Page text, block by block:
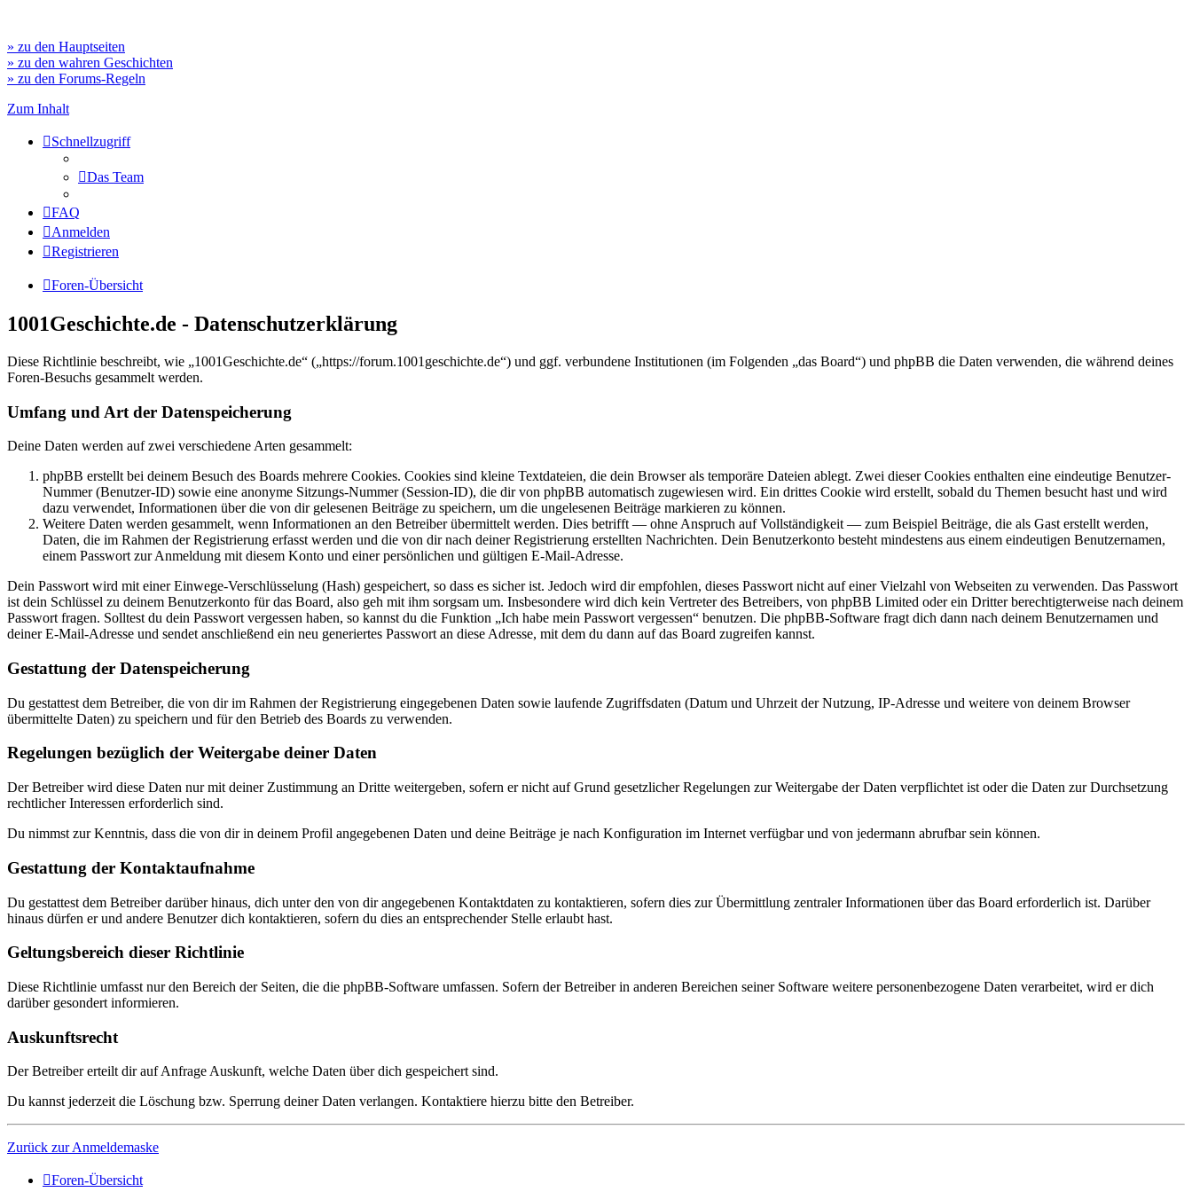
» zu den Hauptseiten
» zu den wahren Geschichten
» zu den Forums-Regeln
Zum Inhalt
Schnellzugriff
Das Team
FAQ
Anmelden
Registrieren
Foren-Übersicht
1001Geschichte.de - Datenschutzerklärung
Diese Richtlinie beschreibt, wie „1001Geschichte.de“ („https://forum.1001geschichte.de“) und ggf. verbundene Institutionen (im Folgenden „das Board“) und phpBB die Daten verwenden, die während deines
Foren-Besuchs gesammelt werden.
Umfang und Art der Datenspeicherung
Deine Daten werden auf zwei verschiedene Arten gesammelt:
phpBB erstellt bei deinem Besuch des Boards mehrere Cookies. Cookies sind kleine Textdateien, die dein Browser als temporäre Dateien ablegt. Zwei dieser Cookies enthalten eine eindeutige Benutzer-
Nummer (Benutzer-ID) sowie eine anonyme Sitzungs-Nummer (Session-ID), die dir von phpBB automatisch zugewiesen wird. Ein drittes Cookie wird erstellt, sobald du Themen besucht hast und wird
dazu verwendet, Informationen über die von dir gelesenen Beiträge zu speichern, um die ungelesenen Beiträge markieren zu können.
Weitere Daten werden gesammelt, wenn Informationen an den Betreiber übermittelt werden. Dies betrifft — ohne Anspruch auf Vollständigkeit — zum Beispiel Beiträge, die als Gast erstellt werden,
Daten, die im Rahmen der Registrierung erfasst werden und die von dir nach deiner Registrierung erstellten Nachrichten. Dein Benutzerkonto besteht mindestens aus einem eindeutigen Benutzernamen,
einem Passwort zur Anmeldung mit diesem Konto und einer persönlichen und gültigen E-Mail-Adresse.
Dein Passwort wird mit einer Einwege-Verschlüsselung (Hash) gespeichert, so dass es sicher ist. Jedoch wird dir empfohlen, dieses Passwort nicht auf einer Vielzahl von Webseiten zu verwenden. Das Passwort
ist dein Schlüssel zu deinem Benutzerkonto für das Board, also geh mit ihm sorgsam um. Insbesondere wird dich kein Vertreter des Betreibers, von phpBB Limited oder ein Dritter berechtigterweise nach deinem
Passwort fragen. Solltest du dein Passwort vergessen haben, so kannst du die Funktion „Ich habe mein Passwort vergessen“ benutzen. Die phpBB-Software fragt dich dann nach deinem Benutzernamen und
deiner E-Mail-Adresse und sendet anschließend ein neu generiertes Passwort an diese Adresse, mit dem du dann auf das Board zugreifen kannst.
Gestattung der Datenspeicherung
Du gestattest dem Betreiber, die von dir im Rahmen der Registrierung eingegebenen Daten sowie laufende Zugriffsdaten (Datum und Uhrzeit der Nutzung, IP-Adresse und weitere von deinem Browser
übermittelte Daten) zu speichern und für den Betrieb des Boards zu verwenden.
Regelungen bezüglich der Weitergabe deiner Daten
Der Betreiber wird diese Daten nur mit deiner Zustimmung an Dritte weitergeben, sofern er nicht auf Grund gesetzlicher Regelungen zur Weitergabe der Daten verpflichtet ist oder die Daten zur Durchsetzung
rechtlicher Interessen erforderlich sind.
Du nimmst zur Kenntnis, dass die von dir in deinem Profil angegebenen Daten und deine Beiträge je nach Konfiguration im Internet verfügbar und von jedermann abrufbar sein können.
Gestattung der Kontaktaufnahme
Du gestattest dem Betreiber darüber hinaus, dich unter den von dir angegebenen Kontaktdaten zu kontaktieren, sofern dies zur Übermittlung zentraler Informationen über das Board erforderlich ist. Darüber
hinaus dürfen er und andere Benutzer dich kontaktieren, sofern du dies an entsprechender Stelle erlaubt hast.
Geltungsbereich dieser Richtlinie
Diese Richtlinie umfasst nur den Bereich der Seiten, die die phpBB-Software umfassen. Sofern der Betreiber in anderen Bereichen seiner Software weitere personenbezogene Daten verarbeitet, wird er dich
darüber gesondert informieren.
Auskunftsrecht
Der Betreiber erteilt dir auf Anfrage Auskunft, welche Daten über dich gespeichert sind.
Du kannst jederzeit die Löschung bzw. Sperrung deiner Daten verlangen. Kontaktiere hierzu bitte den Betreiber.
Zurück zur Anmeldemaske
Foren-Übersicht